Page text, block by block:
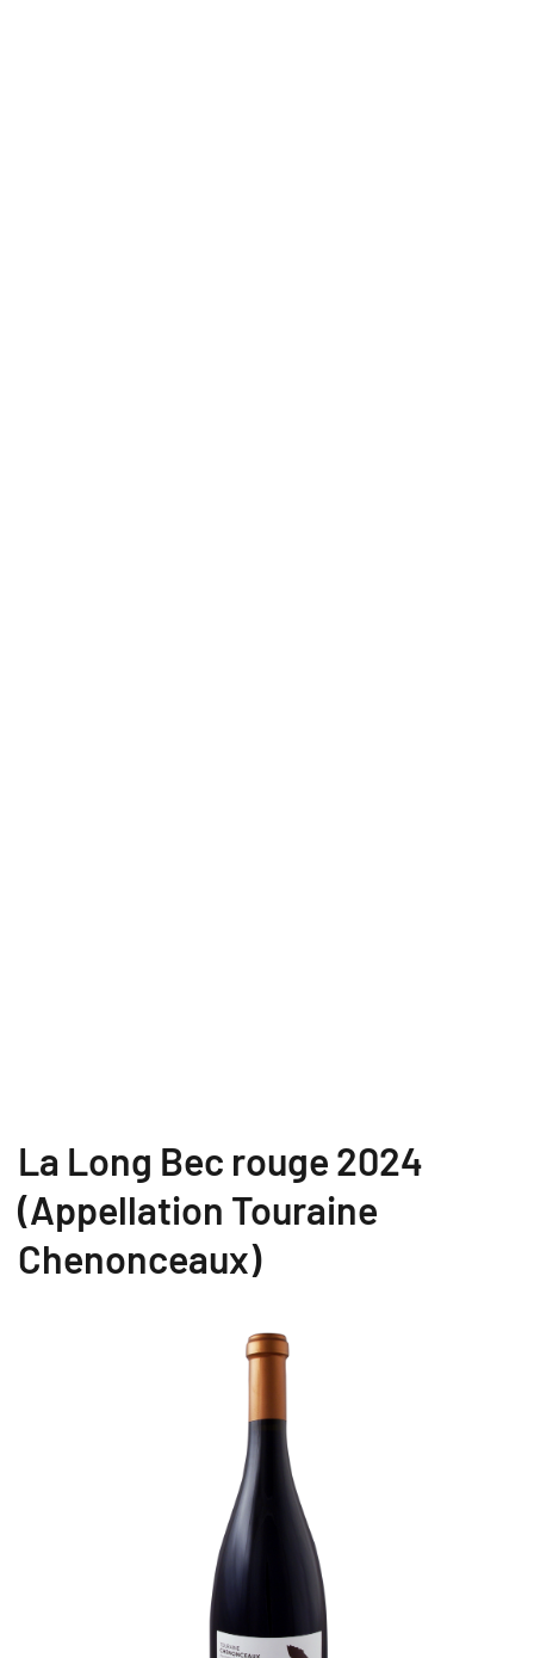
La Long Bec rouge 2024
(Appellation Touraine
Chenonceaux)